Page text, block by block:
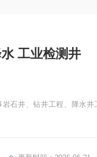
工业检测井
石井、钻井工程、降水